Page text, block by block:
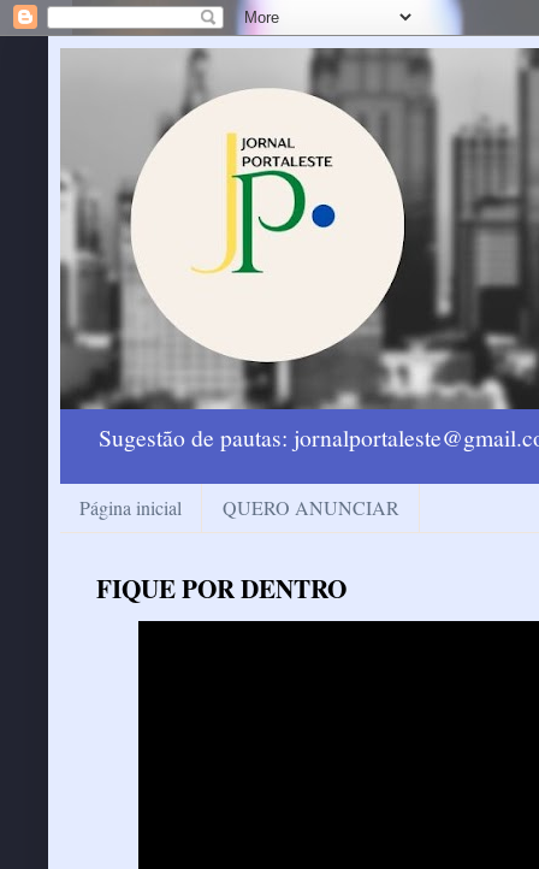
Sugestão de pautas:
Página inicial QUERO ANUNCIAR
FIQUE POR DENTRO